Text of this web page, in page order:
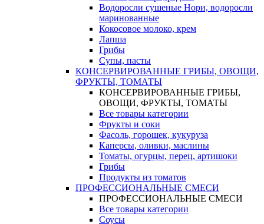
Водоросли сушеные Нори, водоросли
маринованные
Кокосовое молоко, крем
Лапша
Грибы
Супы, пасты
КОНСЕРВИРОВАННЫЕ ГРИБЫ, ОВОЩИ,
ФРУКТЫ, ТОМАТЫ
КОНСЕРВИРОВАННЫЕ ГРИБЫ,
ОВОЩИ, ФРУКТЫ, ТОМАТЫ
Все товары категории
Фрукты и соки
Фасоль, горошек, кукуруза
Каперсы, оливки, маслины
Томаты, огурцы, перец, артишоки
Грибы
Продукты из томатов
ПРОФЕССИОНАЛЬНЫЕ СМЕСИ
ПРОФЕССИОНАЛЬНЫЕ СМЕСИ
Все товары категории
Соусы